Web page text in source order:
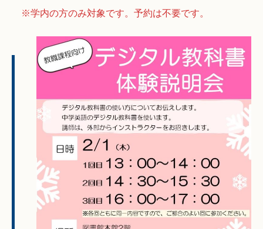
※学内の方のみ対象です。予約は不要です。